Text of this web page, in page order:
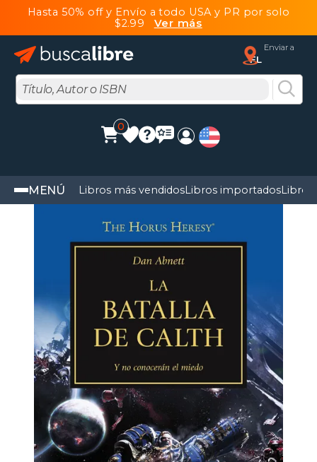
Hasta 50% off y Envío a todo USA y PR por solo
$2.99 Ver más
Enviar a
FL
0
MENÚ Libros más vendidosLibros importadosLibros